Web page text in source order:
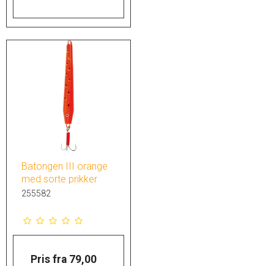
Batongen III orange
med sorte prikker
255582
Pris fra 79,00